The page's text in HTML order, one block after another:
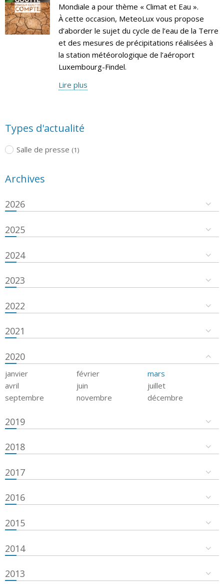
Mondiale a pour thème « Climat et Eau ».
À cette occasion, MeteoLux vous propose
d’aborder le sujet du cycle de l’eau de la Terre
et des mesures de précipitations réalisées à
la station météorologique de l’aéroport
Luxembourg-Findel.
Lire plus
Types d'actualité
Salle de presse (1)
Archives
2026
2025
2024
2023
2022
2021
2020
janvier février
mars
avril
juin
juillet
septembre
novembre décembre
2019
2018
2017
2016
2015
2014
2013